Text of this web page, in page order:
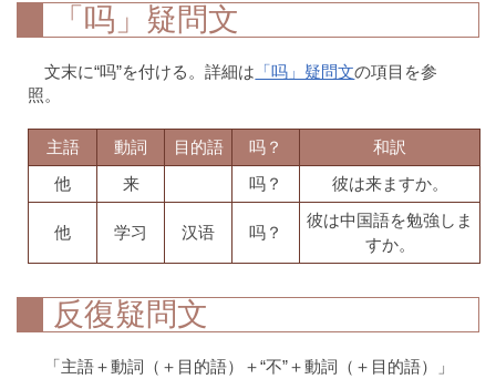
「吗」疑問文
文末に“吗”を付ける。詳細は 「吗」疑問文の項目を参
照。
主語 動詞 目的語 吗？
和訳
他
来 吗？ 彼は来ますか。
他 学习 汉语 吗？
彼は中国語を勉強しま
すか。
反復疑問文
「主語＋動詞（＋目的語）＋“不”＋動詞（＋目的語）」